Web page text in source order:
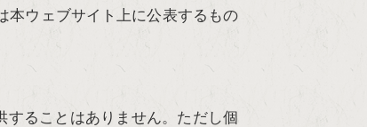
本ウェブサイト上に公表するもの
ることはありません。ただし個